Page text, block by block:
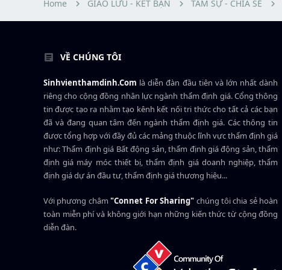
r
Home GIAO LƯU - KẾT BẠN TÂM SỰ - CHIA SẺ
VỀ CHÚNG TÔI
Sinhvienthamdinh.Com là diễn đàn đầu tiên và lớn nhất dành
riêng cho cộng đồng nhân lực ngành thẩm định giá. Cổng thông
tin được tạo ra nhằm tạo kênh kết nối tri thức cho tất cả các bạn
đã và đang quan tâm đến ngành thẩm định giá. Các thông tin
được tổng hợp với đầy đủ các mảng thuộc lĩnh vực thẩm định giá
như: Thẩm định giá Bất động sản, thẩm định giá động sản, thẩm
định giá máy móc thiết bị, thẩm định giá doanh nghiệp, thẩm
định giá dự án đầu tư, thẩm định giá thương hiệu...
Với phương châm"Connet For Sharing" chúng tôi chia sẻ hoàn
toàn miễn phí và không giới hạn những kiến thức từ cộng đồng
diễn đàn.